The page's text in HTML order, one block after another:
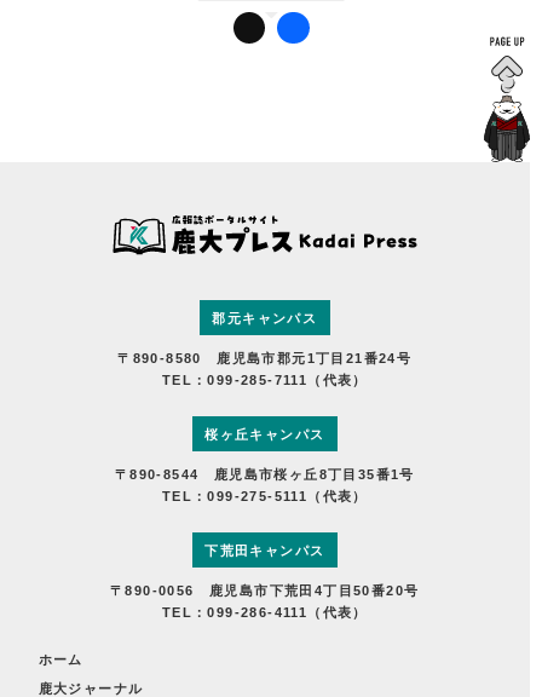
郡元キャンパス
〒890-8580 鹿児島市郡元1丁目21番24号
TEL：099-285-7111（代表）
桜ヶ丘キャンパス
〒890-8544 鹿児島市桜ヶ丘8丁目35番1号
TEL：099-275-5111（代表）
下荒田キャンパス
〒890-0056 鹿児島市下荒田4丁目50番20号
TEL：099-286-4111（代表）
ホーム
鹿大ジャーナル